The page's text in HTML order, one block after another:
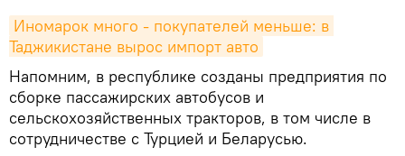
Иномарок много - покупателей меньше: в
Таджикистане вырос импорт авто
Напомним, в республике созданы предприятия по
сборке пассажирских автобусов и
сельскохозяйственных тракторов, в том числе в
сотрудничестве с Турцией и Беларусью.